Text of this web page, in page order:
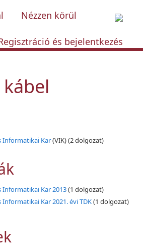
Nézzen körül
és bejelentkezés
kábel
Informatikai Kar(VIK)(2 dolgozat)
Kar 2013(1 dolgozat)
Kar 2021. évi TDK(1 dolgozat)